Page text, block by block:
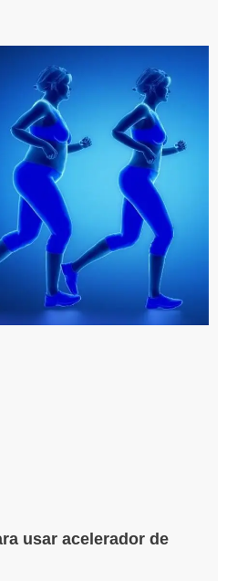
usar acelerador de